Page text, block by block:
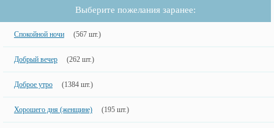
Выберите пожелания заранее:
Спокойной ночи (567 шт.)
Добрый вечер (262 шт.)
Доброе утро (1384 шт.)
Хорошего дня (женщине) (195 шт.)